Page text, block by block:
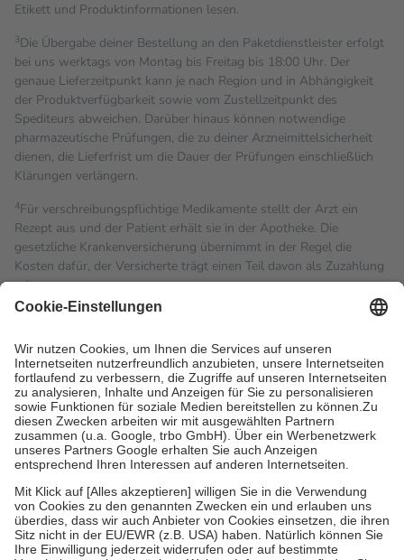
Etikett und Produktinformationen lesen.
3Die Übergabe deiner Bestellung an den Paketdienstleister erfolgt
bei uns werktags von Montag bis Freitag bis 18:00 Uhr. Der
genaue Lieferzeitpunkt kann je nach Region und in Abhängigkeit
der Produktverfügbarkeit sowie vom Zustellzeitpunkt des
Spediteurs abweichen. Darüber hinaus können notwendige
pharmazeutische Prüfungen, die zu deiner Arzneimittelsicherheit
dienen, die Lieferfrist um die Dauer der Prüfungen einschließlich
Klärungen verlängern.
4Für verschreibungspflichtige Medikamente stellt der Arzt ein
Rezept aus und der Patient erhält sie in der Apotheke. Die
gesetzliche Krankenversicherung übernimmt in der Regel die
Kosten dafür, der Versicherte trägt einen Teil davon als Zuzahlung
mit.
Grundsätzlich leisten Mitglieder Zuzahlungen in Höhe von zehn
höchstens zehn Euro.
Es sind jedoch nie mehr als die
tatsächlichen Kosten der Leistung zu entrichten.
Diese Regeln gelten grundsätzlich auch für Online-Apotheken.
Bei Heilmitteln und häuslicher Krankenpflege beträgt die
Zuzahlung zehn Prozent der Kosten sowie zehn Euro je
Verordnung.
Um das Engagement der Versicherten für ihre eigene Gesundheit
zu stärken und die besondere Stellung der Familie zu unterstützen,
fallenkeine Zuzahlungenan bei:
• Kindern und Jugendlichen bis zum vollendeten 18. Lebensjahr
mit Ausnahme der Fahrkosten
• Untersuchungen zur Vorsorge und Früherkennung, die von der